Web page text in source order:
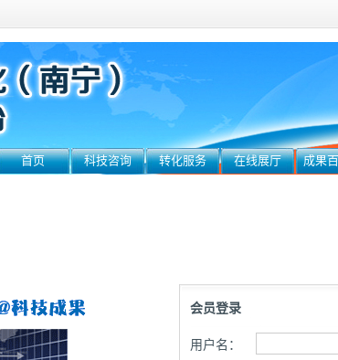
首页 科技咨询 转化服务 在线展厅 成果
会员登录
用户名：